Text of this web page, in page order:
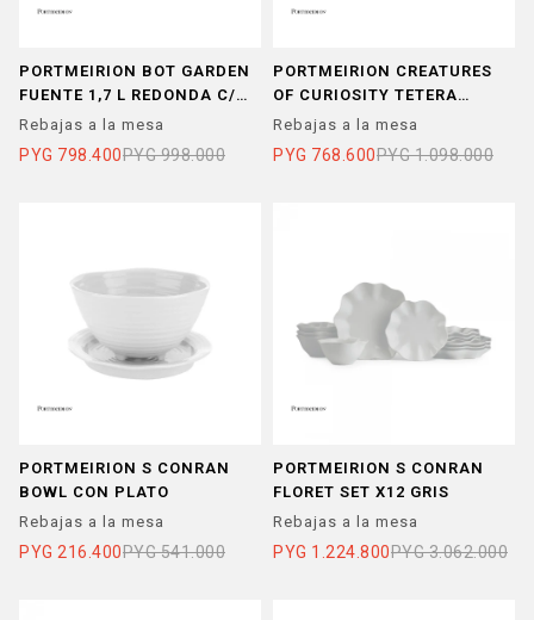
PORTMEIRION BOT GARDEN
FUENTE 1,7 L REDONDA C/
TAPA
Rebajas a la mesa
PYG 798.400PYG 998.000
PORTMEIRION CREATURES
OF CURIOSITY TETERA
950ML
Rebajas a la mesa
PYG 768.600PYG 1.098.000
PORTMEIRION S CONRAN
BOWL CON PLATO
Rebajas a la mesa
PYG 216.400PYG 541.000
PORTMEIRION S CONRAN
FLORET SET X12 GRIS
Rebajas a la mesa
PYG 1.224.800PYG 3.062.000